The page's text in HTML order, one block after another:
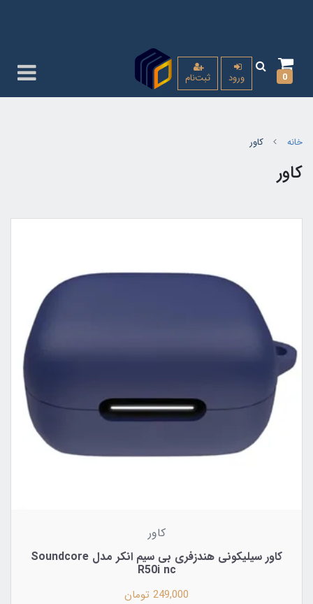
0 ورود ثبت‌نام
خانه کاور
کاور
کاور
کاور سیلیکونی هندزفری بی سیم انکر مدل Soundcore
R50i nc
249,000 تومان